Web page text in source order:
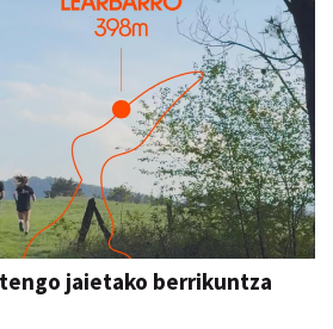
jaietako berrikuntza